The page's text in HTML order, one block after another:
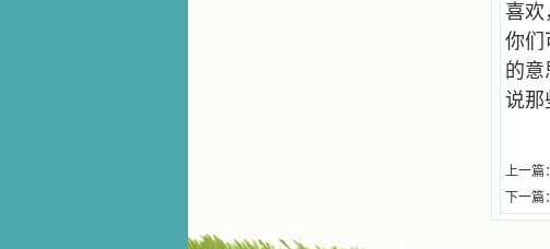
喜欢
你们
的
说那
上一篇
下一篇：